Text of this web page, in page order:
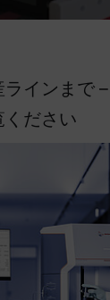
インまで
ください